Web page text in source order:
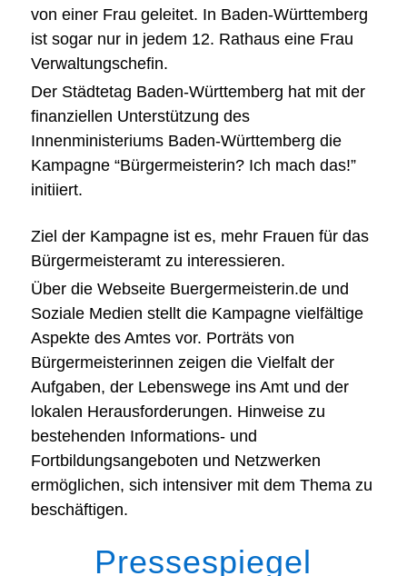
von einer Frau geleitet. In Baden-Württemberg
ist sogar nur in jedem 12. Rathaus eine Frau
Verwaltungschefin.
Der Städtetag Baden-Württemberg hat mit der
finanziellen Unterstützung des
Innenministeriums Baden-Württemberg die
Kampagne “Bürgermeisterin? Ich mach das!”
initiiert.
Ziel der Kampagne ist es, mehr Frauen für das
Bürgermeisteramt zu interessieren.
Über die Webseite Buergermeisterin.de und
Soziale Medien stellt die Kampagne vielfältige
Aspekte des Amtes vor. Porträts von
Bürgermeisterinnen zeigen die Vielfalt der
Aufgaben, der Lebenswege ins Amt und der
lokalen Herausforderungen. Hinweise zu
bestehenden Informations- und
Fortbildungsangeboten und Netzwerken
ermöglichen, sich intensiver mit dem Thema zu
beschäftigen.
Pressespiegel